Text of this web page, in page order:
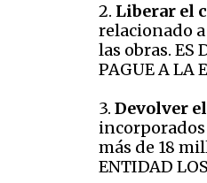
2. Liberar el
relacionado
las obras. ES
PAGUE A LA
3. Devolver
más de 18
ENTIDAD